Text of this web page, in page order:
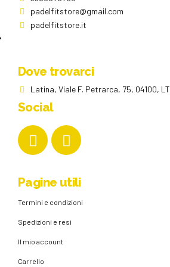
padelfitstore@gmail.com
padelfitstore.it
Dove trovarci
Latina, Viale F. Petrarca, 75, 04100, LT
Social
Pagine utili
Termini e condizioni
Spedizioni e resi
Il mio account
Carrello